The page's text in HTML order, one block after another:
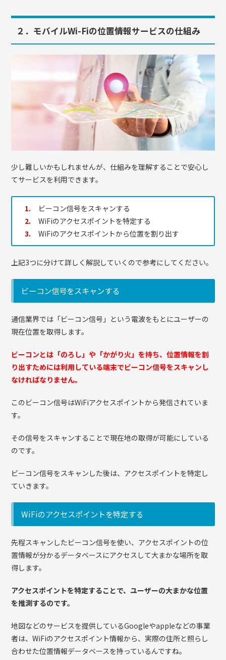
２．モバイルWi-Fiの位置情報サービスの仕組み
少し難しいかもしれませんが、仕組みを理解することで安心し
てサービスを利用できます。
ビーコン信号をスキャンする
WiFiのアクセスポイントを特定する
WiFiのアクセスポイントから位置を割り出す
上記3つに分けて詳しく解説していくので参考にしてください。
ビーコン信号をスキャンする
通信業界では「ビーコン信号」という電波をもとにユーザーの
現在位置を取得します。
ビーコンとは「のろし」や「かがり火」を持ち、位置情報を割
り出すためには利用している端末でビーコン信号をスキャンし
なければなりません。
このビーコン信号はWiFiアクセスポイントから発信されていま
す。
その信号をスキャンすることで現在地の取得が可能にしている
のです。
ビーコン信号をスキャンした後は、アクセスポイントを特定し
ていきます。
WiFiのアクセスポイントを特定する
先程スキャンしたビーコン信号を使い、アクセスポイントの位
置情報が分かるデータベースにアクセスして大まかな場所を取
得します。
アクセスポイントを特定することで、ユーザーの大まかな位置
を推測するのです。
地図などのサービスを提供しているGoogleやappleなどの事業
者は、WiFiのアクセスポイント情報から、実際の住所と照らし
合わせた位置情報データベースを持っているんですね。